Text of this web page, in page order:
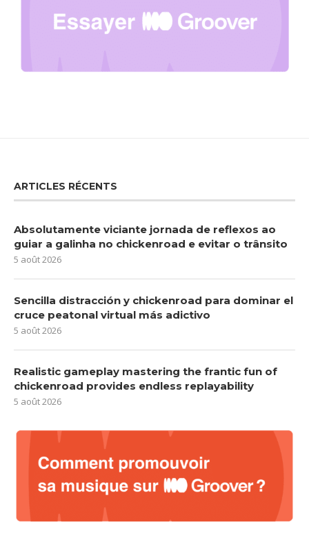
ARTICLES RÉCENTS
Absolutamente viciante jornada de reflexos ao
guiar a galinha no chickenroad e evitar o trânsito
5 août 2026
Sencilla distracción y chickenroad para dominar el
cruce peatonal virtual más adictivo
5 août 2026
Realistic gameplay mastering the frantic fun of
chickenroad provides endless replayability
5 août 2026